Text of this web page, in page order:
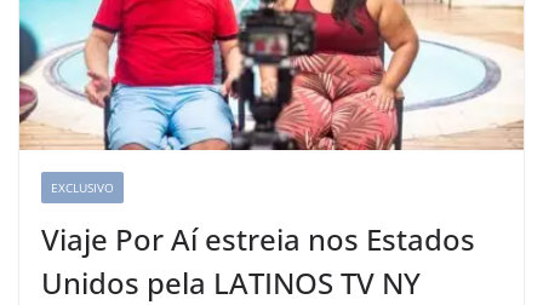
EXCLUSIVO
Viaje Por Aí estreia nos Estados
Unidos pela LATINOS TV NY